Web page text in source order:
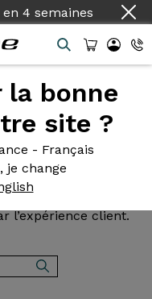
en 4 semaines
la bonne
site ?
- Français
je change
des
Gravel, VTT et
l’expérience client.